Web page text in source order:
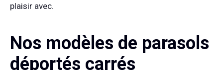
plaisir avec.
Nos modèles de parasols
déportés carrés